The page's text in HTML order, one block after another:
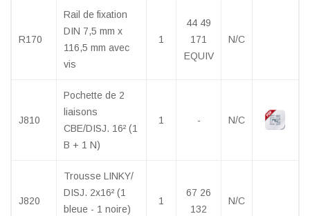
R170
Rail de fixation
DIN 7,5 mm x
116,5 mm avec
vis
1
44 49
171
EQUIV
N/C
J810
Pochette de 2
liaisons
CBE/DISJ. 16² (1
B + 1 N)
1 - N/C
J820
Trousse LINKY/
DISJ. 2x16² (1
bleue - 1 noire)
1
67 26
132
N/C